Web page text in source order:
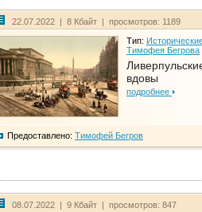
22.07.2022 | 8 Кбайт | просмотров: 1189
Тип:
Тимофея Бегрова
вдовы
подробнее
Предоставлено: Тимофей Бегров
08.07.2022 | 9 Кбайт | просмотров: 847